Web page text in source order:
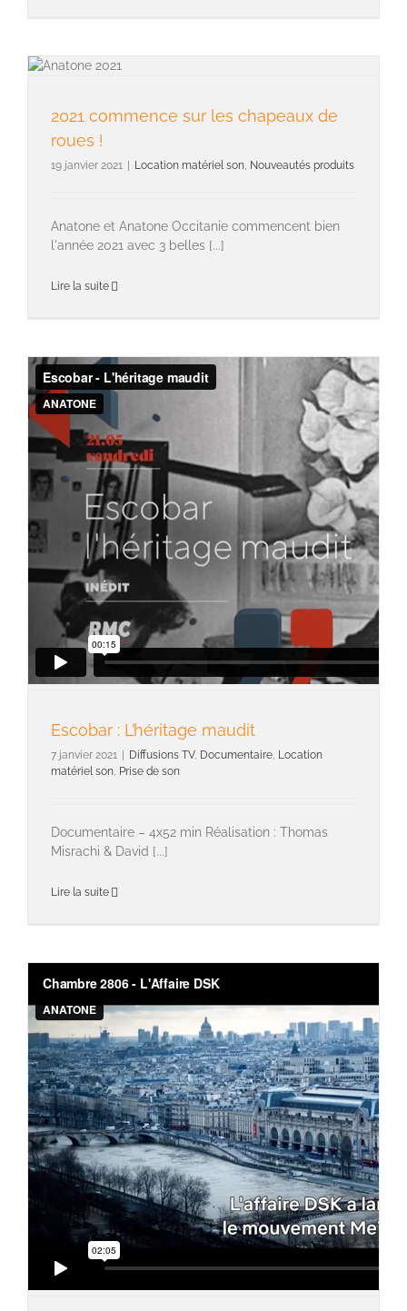
2021 commence sur les chapeaux de
roues !
19 janvier 2021 Location matériel son, Nouveautés produits
Anatone et Anatone Occitanie commencent bien
l'année 2021 avec 3 belles [...]
Lire la suite
Escobar : L’héritage maudit
7 janvier 2021 Diffusions TV, Documentaire, Location
matériel son, Prise de son
Documentaire – 4x52 min Réalisation : Thomas
Misrachi & David [...]
Lire la suite